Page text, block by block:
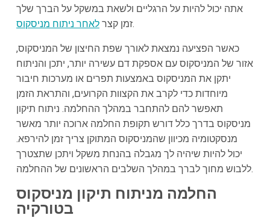
אתה יכול להיות על הרגליים ולשאת במשקל על הברך שלך
זמן קצרלאחר ניתוח מניסקוס .
כאשר הפציעה נמצאת לאורך שפת החיצון של המניסקוס,
אזור של המניסקוס עם אספקת דם עשירה יותר, יתכן והניתוח
יתקן את המניסקוס באמצעות תפרים או מערכות חיבור
מיוחדות כדי לקרב את הקצוות הקרועים, והתראת הזמן
תאפשר להם להתחבר במהלך ההחלמה. ניתוח תיקון
מניסקוס בדרך כלל דורש תקופת החלמה ארוכה יותר מאשר
מנסקטומיה מכיוון שהמניסקוס המתוקן צריך זמן להירפא.
יכול להיות שיהיה לך מגבלה בהנחת משקל ויתכן שתצטרך
ללבוש מחוך לברך במהלך השלבים הראשונים של ההחלמה.
החלמה מניתוח תיקון מניסקוס
בטורקיה